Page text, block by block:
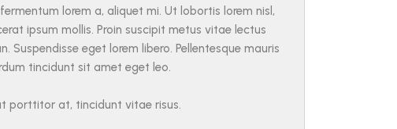
lorem a, aliquet mi. Ut lobortis lorem nisl,
ipsum mollis. Proin suscipit metus vitae lectus
Suspendisse eget lorem libero. Pellentesque mauris
tincidunt sit amet eget leo.
porttitor at, tincidunt vitae risus.